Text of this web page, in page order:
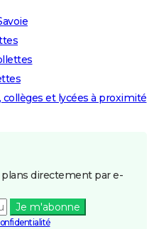
collèges et lycées à proximité
directement par e-
Je m'abonne